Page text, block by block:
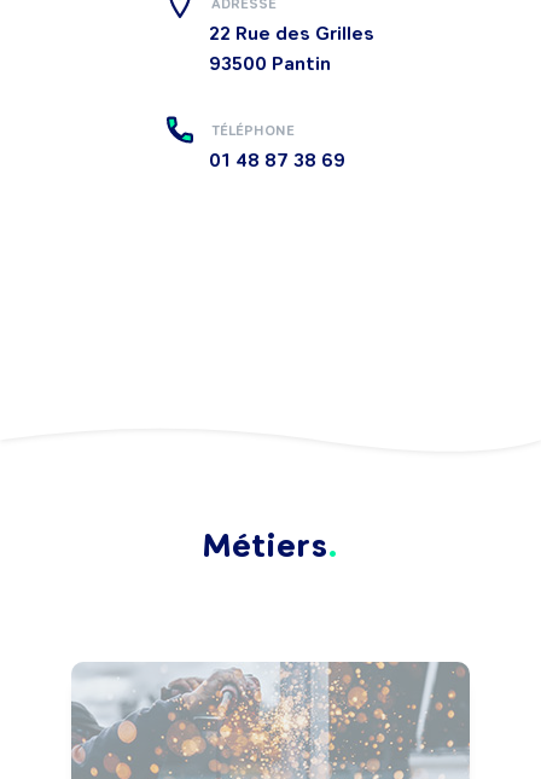
22 Rue des Grilles
93500 Pantin
TÉLÉPHONE
01 48 87 38 69
Métiers